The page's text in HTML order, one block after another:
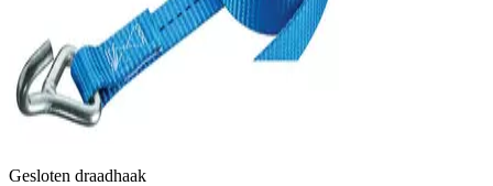
Gesloten draadhaak